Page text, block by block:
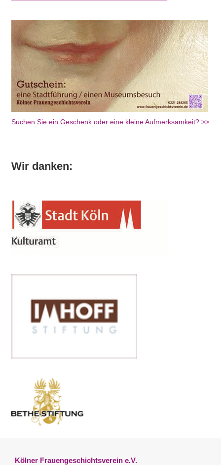
Suchen Sie ein Geschenk oder eine kleine Aufmerksamkeit? >>
Wir danken:
Kölner Frauengeschichtsverein e.V.